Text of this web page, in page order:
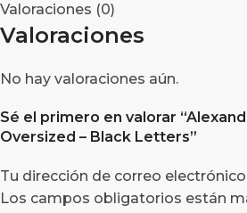
Valoraciones (0)
Valoraciones
No hay valoraciones aún.
Sé el primero en valorar
Oversized – Black Letters”
Tu dirección de correo
Los campos obligatorios están